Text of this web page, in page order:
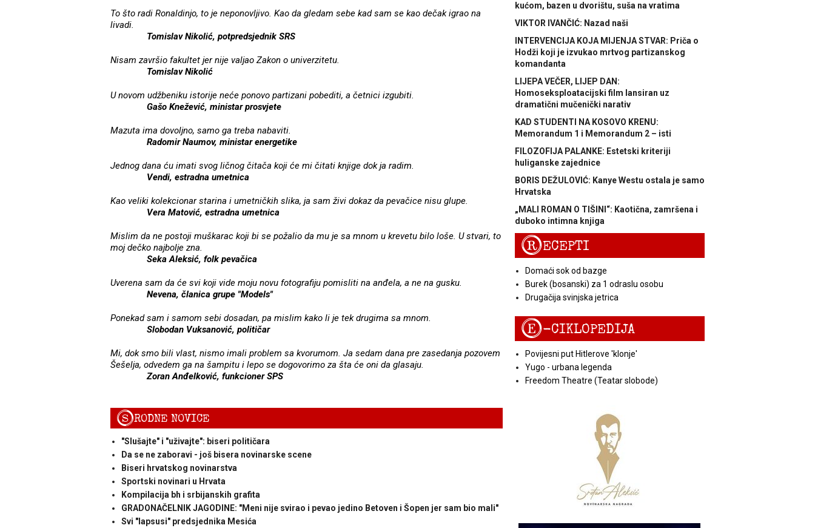
To što radi Ronaldinjo, to je neponovljivo. Kao da gledam sebe kad sam se kao dečak igrao na
livadi.
Tomislav Nikolić, potpredsjednik SRS
Nisam završio fakultet jer nije valjao Zakon o univerzitetu.
Tomislav Nikolić
U novom udžbeniku istorije neće ponovo partizani pobediti, a četnici izgubiti.
Gašo Knežević, ministar prosvjete
Mazuta ima dovoljno, samo ga treba nabaviti.
Radomir Naumov, ministar energetike
Jednog dana ću imati svog ličnog čitača koji će mi čitati knjige dok ja radim.
Vendi, estradna umetnica
Kao veliki kolekcionar starina i umetničkih slika, ja sam živi dokaz da pevačice nisu glupe.
Vera Matović, estradna umetnica
Mislim da ne postoji muškarac koji bi se požalio da mu je sa mnom u krevetu bilo loše. U stvari, to
moj dečko najbolje zna.
Seka Aleksić, folk pevačica
Uverena sam da će svi koji vide moju novu fotografiju pomisliti na anđela, a ne na gusku.
Nevena, članica grupe "Models"
Ponekad sam i samom sebi dosadan, pa mislim kako li je tek drugima sa mnom.
Slobodan Vuksanović, političar
Mi, dok smo bili vlast, nismo imali problem sa kvorumom. Ja sedam dana pre zasedanja pozovem
Šešelja, odvedem ga na šampitu i lepo se dogovorimo za šta će oni da glasaju.
Zoran Anđelković, funkcioner SPS
SRODNE NOVICE
"Slušajte" i "uživajte": biseri političara
Da se ne zaboravi - još bisera novinarske scene
Biseri hrvatskog novinarstva
Sportski novinari u Hrvata
Kompilacija bh i srbijanskih grafita
GRADONAČELNIK JAGODINE: "Meni nije svirao i pevao jedino Betoven i Šopen jer sam bio mali"
Svi "lapsusi" predsjednika Mesića
kućom, bazen u dvorištu, suša na vratima
VIKTOR IVANČIĆ: Nazad naši
INTERVENCIJA KOJA MIJENJA STVAR: Priča o
Hodži koji je izvukao mrtvog partizanskog
komandanta
LIJEPA VEČER, LIJEP DAN:
Homoseksploatacijski film lansiran uz
dramatični mučenički narativ
KAD STUDENTI NA KOSOVO KRENU:
Memorandum 1 i Memorandum 2 – isti
FILOZOFIJA PALANKE: Estetski kriteriji
huliganske zajednice
BORIS DEŽULOVIĆ: Kanye Westu ostala je samo
Hrvatska
„MALI ROMAN O TIŠINI“: Kaotična, zamršena i
duboko intimna knjiga
RECEPTI
Domaći sok od bazge
Burek (bosanski) za 1 odraslu osobu
Drugačija svinjska jetrica
E-CIKLOPEDIJA
Povijesni put Hitlerove 'klonje'
Yugo - urbana legenda
Freedom Theatre (Teatar slobode)